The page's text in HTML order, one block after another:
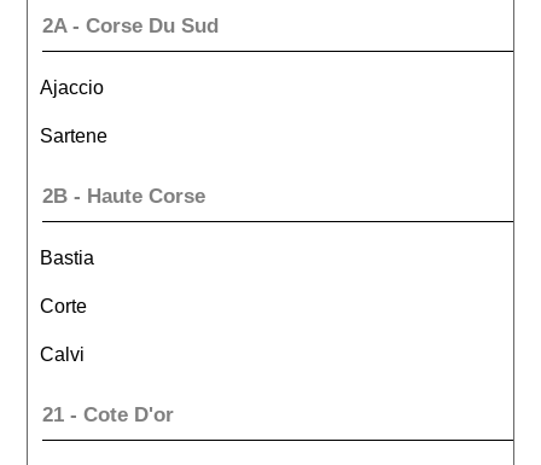
2A - Corse Du Sud
Ajaccio
Sartene
2B - Haute Corse
Bastia
Corte
Calvi
21 - Cote D'or